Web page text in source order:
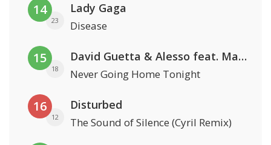
14
23
Lady Gaga
Disease
15
18
David Guetta & Alesso feat. Madison Love
Never Going Home Tonight
16
12
Disturbed
The Sound of Silence (Cyril Remix)